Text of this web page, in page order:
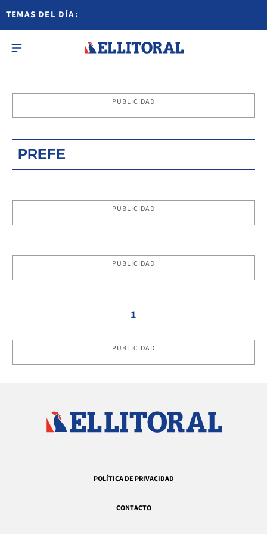
TEMAS DEL DÍA:
PUBLICIDAD
PREFE
PUBLICIDAD
PUBLICIDAD
1
PUBLICIDAD
POLÍTICA DE PRIVACIDAD
CONTACTO